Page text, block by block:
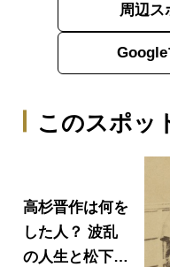
このスポッ
高杉晋作は何を
した人？ 波乱
の人生と松下村
周辺ス
Google